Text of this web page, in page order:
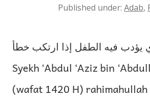
Published under: Adab,
يؤدب فيه الطفل إذا ارتكب خطأ 🎙
Syekh ‘Abdul ‘Aziz bin
(wafat 1420 H) rahimahullah السؤال: